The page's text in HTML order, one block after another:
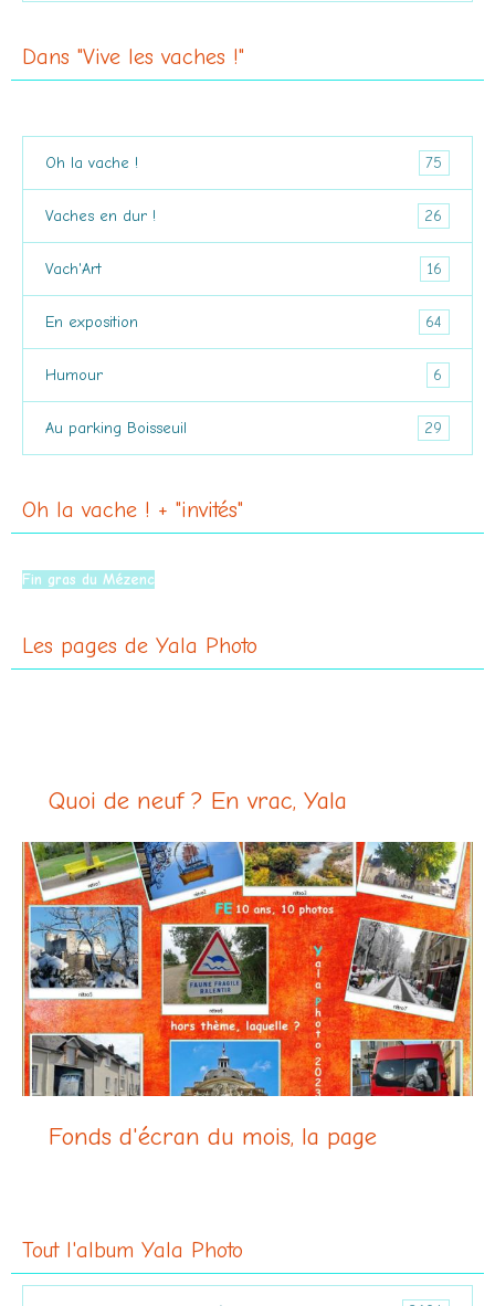
Dans "Vive les vaches !"
Oh la vache ! 75
Vaches en dur ! 26
Vach'Art 16
En exposition 64
Humour 6
Au parking Boisseuil 29
Oh la vache ! + "invités"
Fin gras du Mézenc
Les pages de Yala Photo
Quoi de neuf ? En vrac, Yala
Fonds d'écran du mois, la page
Tout l'album Yala Photo